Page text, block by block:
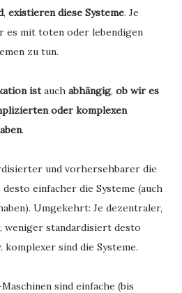
, existieren diese Systeme. Je
es mit toten oder lebendigen
zu tun.
istauch abhängig, ob wir es
oder komplexen
.
und vorhersehbarer die
einfacher die Systeme (auch
Umgekehrt: Je dezentraler,
weniger standardisiert desto
sind die Systeme.
sind einfache (bis